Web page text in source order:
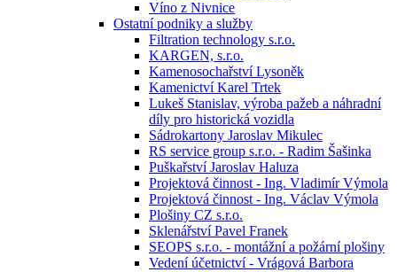
Víno z Nivnice
Ostatní podniky a služby
Filtration technology s.r.o.
KARGEN, s.r.o.
Kamenosochařství Lysoněk
Kamenictví Karel Trtek
Lukeš Stanislav, výroba pažeb a náhradní
díly pro historická vozidla
Sádrokartony Jaroslav Mikulec
RS service group s.r.o. - Radim Šašinka
Puškařství Jaroslav Haluza
Projektová činnost - Ing. Vladimír Výmola
Projektová činnost - Ing. Václav Výmola
Plošiny CZ s.r.o.
Sklenářství Pavel Franek
SEOPS s.r.o. - montážní a požární plošiny
Vedení účetnictví - Vrágová Barbora